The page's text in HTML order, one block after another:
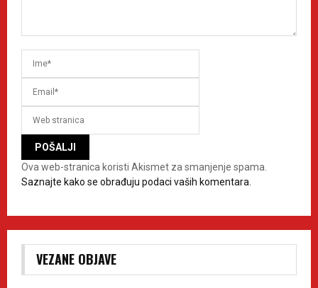
Ova web-stranica koristi Akismet za smanjenje spama.
Saznajte kako se obrađuju podaci vaših komentara.
VEZANE OBJAVE